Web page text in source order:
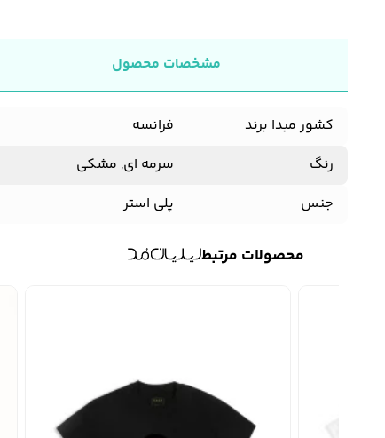
مشخصات محصول
کشور مبدا برند
فرانسه
رنگ
سرمه ای, مشکی
جنس
پلی استر
محصولات مرتبط